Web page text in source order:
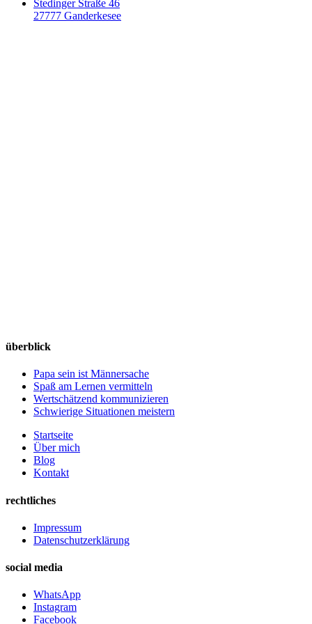
Stedinger Straße 46
27777 Ganderkesee
überblick
Papa sein ist Männersache
Spaß am Lernen vermitteln
Wertschätzend kommunizieren
Schwierige Situationen meistern
Startseite
Über mich
Blog
Kontakt
rechtliches
Impressum
Datenschutzerklärung
social media
WhatsApp
Instagram
Facebook